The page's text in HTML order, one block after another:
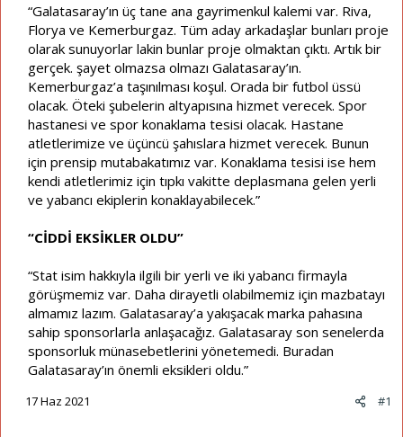
“Galatasaray’ın üç tane ana gayrimenkul kalemi var. Riva,
Florya ve Kemerburgaz. Tüm aday arkadaşlar bunları proje
olarak sunuyorlar lakin bunlar proje olmaktan çıktı. Artık bir
gerçek. şayet olmazsa olmazı Galatasaray’ın.
Kemerburgaz’a taşınılması koşul. Orada bir futbol üssü
olacak. Öteki şubelerin altyapısına hizmet verecek. Spor
hastanesi ve spor konaklama tesisi olacak. Hastane
atletlerimize ve üçüncü şahıslara hizmet verecek. Bunun
için prensip mutabakatımız var. Konaklama tesisi ise hem
kendi atletlerimiz için tıpkı vakitte deplasmana gelen yerli
ve yabancı ekiplerin konaklayabilecek.”
“CİDDİ EKSİKLER OLDU”
“Stat isim hakkıyla ilgili bir yerli ve iki yabancı firmayla
görüşmemiz var. Daha dirayetli olabilmemiz için mazbatayı
almamız lazım. Galatasaray’a yakışacak marka pahasına
sahip sponsorlarla anlaşacağız. Galatasaray son senelerda
sponsorluk münasebetlerini yönetemedi. Buradan
Galatasaray’ın önemli eksikleri oldu.”
#1
17 Haz 2021